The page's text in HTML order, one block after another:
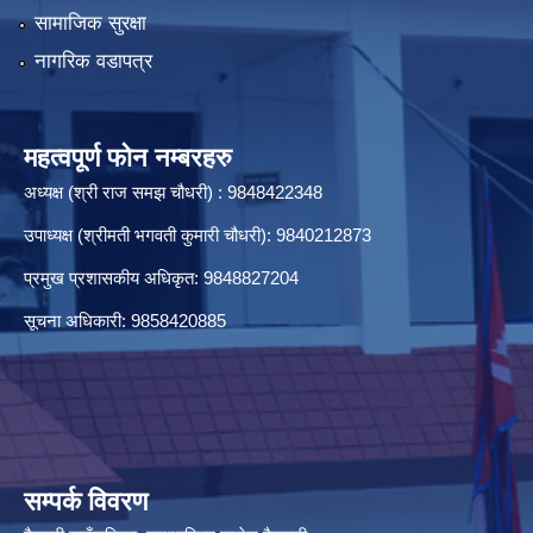
सामाजिक सुरक्षा
नागरिक वडापत्र
महत्वपूर्ण फोन नम्बरहरु
अध्यक्ष (श्री राज समझ चौधरी) : 9848422348
उपाध्यक्ष (श्रीमती भगवती कुमारी चौधरी): 9840212873
प्रमुख प्रशासकीय अधिकृत: 9848827204
सूचना अधिकारी: 9858420885
सम्पर्क विवरण